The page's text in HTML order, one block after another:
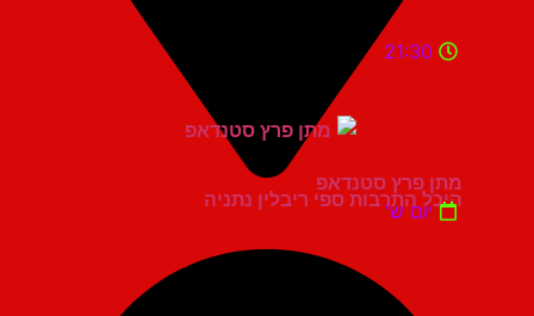
היכל התרבות ספי ריבלין נתניה
21:30
מתן פרץ סטנדאפ
יום ש'